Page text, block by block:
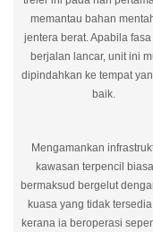
memantau bahan
jentera berat. Apabila
berjalan lancar, unit ini
dipindahkan ke tempat
baik.
Mengamankan
kawasan terpencil
bermaksud bergelut
kuasa yang tidak
kerana ia beroperasi